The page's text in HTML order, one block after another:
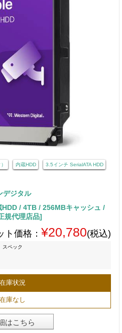
内蔵HDD 3.5インチ SerialATA HDD
デジタル
/ 4TB / 256MBキャッシュ /
規代理店品]
ト価格： ¥20,780(税込)
スペック
在庫状況
在庫なし
はこちら